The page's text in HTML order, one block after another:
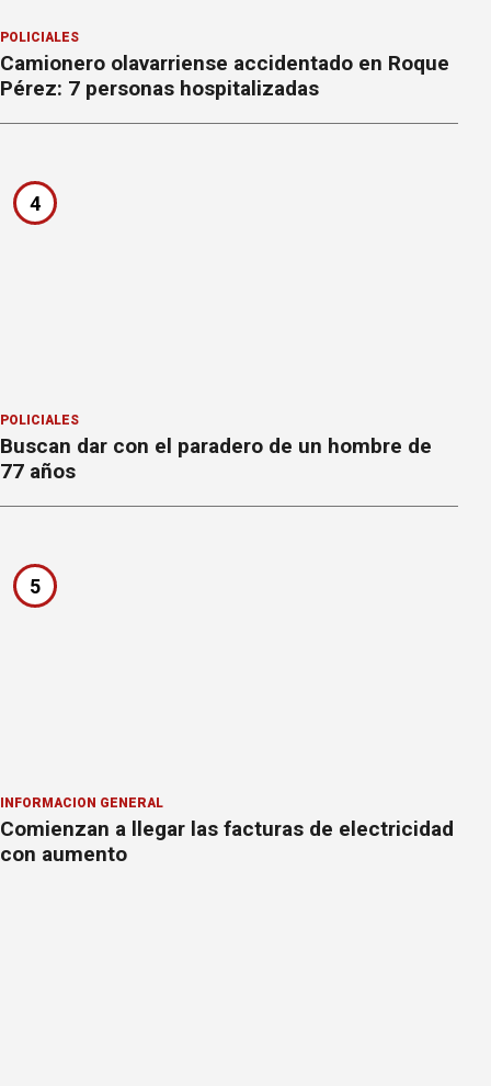
POLICIALES
Camionero olavarriense accidentado en Roque
Pérez: 7 personas hospitalizadas
4
POLICIALES
Buscan dar con el paradero de un hombre de
77 años
5
INFORMACION GENERAL
Comienzan a llegar las facturas de electricidad
con aumento